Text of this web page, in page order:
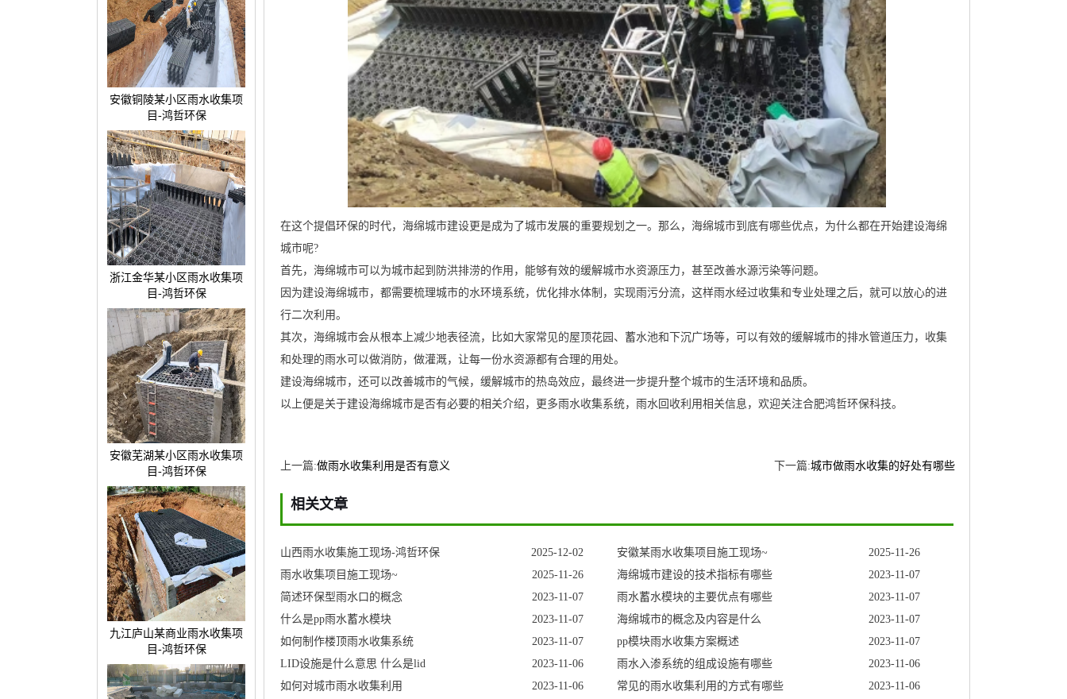
安徽铜陵某小区雨水收集项
目-鸿哲环保
浙江金华某小区雨水收集项
目-鸿哲环保
安徽芜湖某小区雨水收集项
目-鸿哲环保
九江庐山某商业雨水收集项
目-鸿哲环保
在这个提倡环保的时代，海绵城市建设更是成为了城市发展的重要规划之一。那么，海绵城市到底有哪些优点，为什么都在开始建设海绵
城市呢?
首先，海绵城市可以为城市起到防洪排涝的作用，能够有效的缓解城市水资源压力，甚至改善水源污染等问题。
因为建设海绵城市，都需要梳理城市的水环境系统，优化排水体制，实现雨污分流，这样雨水经过收集和专业处理之后，就可以放心的进
行二次利用。
其次，海绵城市会从根本上减少地表径流，比如大家常见的屋顶花园、蓄水池和下沉广场等，可以有效的缓解城市的排水管道压力，收集
和处理的雨水可以做消防，做灌溉，让每一份水资源都有合理的用处。
建设海绵城市，还可以改善城市的气候，缓解城市的热岛效应，最终进一步提升整个城市的生活环境和品质。
以上便是关于建设海绵城市是否有必要的相关介绍，更多雨水收集系统，雨水回收利用相关信息，欢迎关注合肥鸿哲环保科技。
上一篇:做雨水收集利用是否有意义 下一篇:城市做雨水收集的好处有哪些
相关文章
山西雨水收集施工现场-鸿哲环保 2025-12-02 安徽某雨水收集项目施工现场~
2025-11-26
雨水收集项目施工现场~
2025-11-26 海绵城市建设的技术指标有哪些
2023-11-07
简述环保型雨水口的概念
2023-11-07 雨水蓄水模块的主要优点有哪些
2023-11-07
什么是pp雨水蓄水模块
2023-11-07 海绵城市的概念及内容是什么
2023-11-07
如何制作楼顶雨水收集系统
2023-11-07 pp模块雨水收集方案概述
2023-11-07
LID设施是什么意思什么是lid
2023-11-06 雨水入渗系统的组成设施有哪些
2023-11-06
如何对城市雨水收集利用
2023-11-06 常见的雨水收集利用的方式有哪些
2023-11-06